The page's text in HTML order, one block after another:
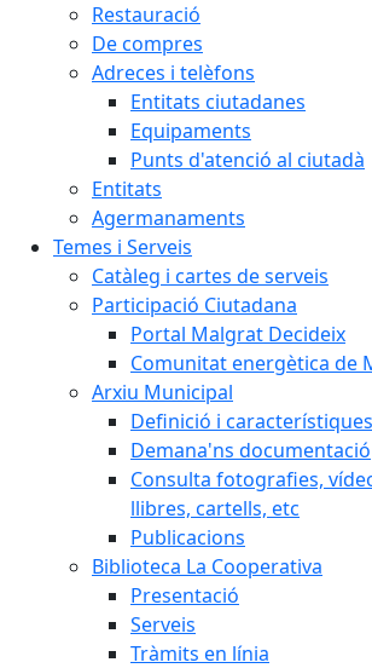
Restauració
De compres
Adreces i telèfons
Entitats ciutadanes
Equipaments
Punts d'atenció al ciutadà
Entitats
Agermanaments
Temes i Serveis
Catàleg i cartes de serveis
Participació Ciutadana
Portal Malgrat Decideix
Comunitat energètica de
Arxiu Municipal
Definició i característiques
Demana'ns documentació
Consulta fotografies,
llibres, cartells, etc
Publicacions
Biblioteca La Cooperativa
Presentació
Serveis
Tràmits en línia